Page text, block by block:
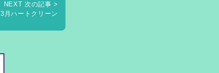
NEXT 次の記事 >
3月ハートクリーン